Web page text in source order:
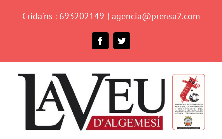
Crida'ns : 693202149 | agencia@prensa2.com
FacebookTwitter